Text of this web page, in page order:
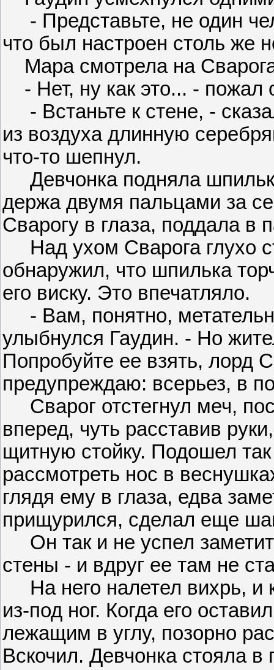
- Представьте, не один
что был настроен столь же
Мара смотрела на
- Нет, ну как это... - пожал
- Встаньте к стене, -
из воздуха длинную
что-то шепнул.
Девчонка подняла
держа двумя пальцами за
Сварогу в глаза, поддала в
Над ухом Сварога глухо
обнаружил, что шпилька
его виску. Это впечатляло.
- Вам, понятно,
улыбнулся Гаудин. - Но
Попробуйте ее взять, лорд
предупреждаю: всерьез, в
Сварог отстегнул меч,
вперед, чуть расставив
щитную стойку. Подошел так
рассмотреть нос в
глядя ему в глаза, едва
прищурился, сделал еще
Он так и не успел
стены - и вдруг ее там не
На него налетел вихрь, и
из-под ног. Когда его
лежащим в углу, позорно
Вскочил. Девчонка стояла в